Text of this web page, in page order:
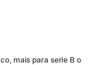
mais para serie B o